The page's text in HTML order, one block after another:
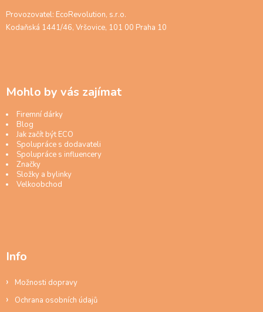
Provozovatel: EcoRevolution, s.r.o.
Kodaňská 1441/46, Vršovice, 101 00 Praha 10
Mohlo by vás zajímat
Firemní dárky
Blog
Jak začít být ECO
Spolupráce s dodavateli
Spolupráce s influencery
Značky
Složky a bylinky
Velkoobchod
Info
Možnosti dopravy
Ochrana osobních údajů